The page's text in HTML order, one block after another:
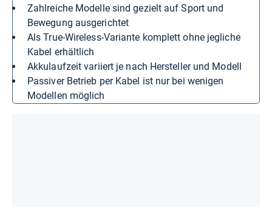
Zahlreiche Modelle sind gezielt auf Sport und
Bewegung ausgerichtet
Als True-Wireless-Variante komplett ohne jegliche
Kabel erhältlich
Akkulaufzeit variiert je nach Hersteller und Modell
Passiver Betrieb per Kabel ist nur bei wenigen
Modellen möglich